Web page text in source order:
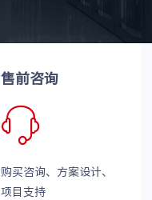
售前咨询
购买咨询、方案设计、
项目支持